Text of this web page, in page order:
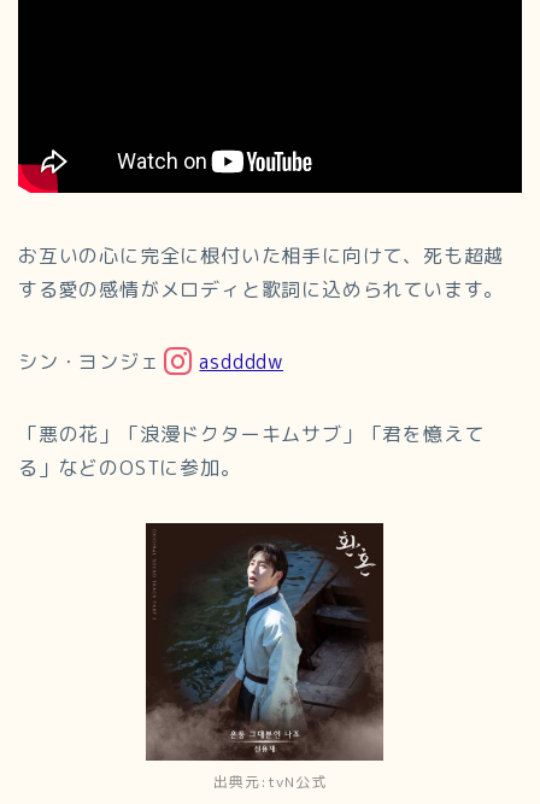
お互いの心に完全に根付いた相手に向けて、死も超越
する愛の感情がメロディと歌詞に込められています。
シン・ヨンジェ asddddw
「悪の花」「浪漫ドクターキムサブ」「君を憶えて
る」などのOSTに参加。
出典元:tvN公式